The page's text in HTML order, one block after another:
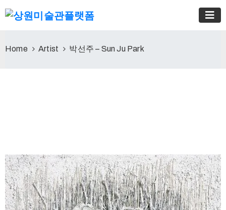
Home Artist 박선주 – Sun Ju Park